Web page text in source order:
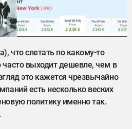
что слетать по какому-то
часто выходит дешевле, чем в
это кажется чрезвычайно
есть несколько веских
политику именно так.